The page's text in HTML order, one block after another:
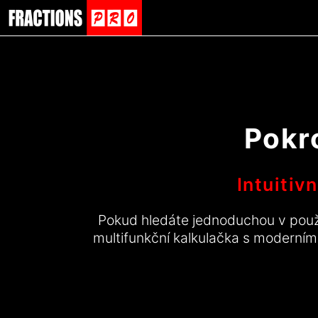
Pokud hledáte jednoduchou v
multifunkční kalkulačka s